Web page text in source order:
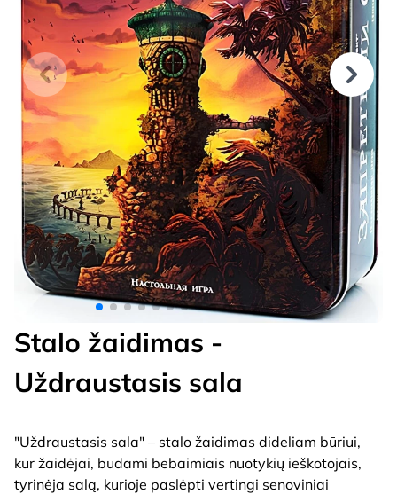
Stalo žaidimas -
Uždraustasis sala
"Uždraustasis sala" – stalo žaidimas dideliam būriui,
kur žaidėjai, būdami bebaimiais nuotykių ieškotojais,
tyrinėja salą, kurioje paslėpti vertingi senoviniai